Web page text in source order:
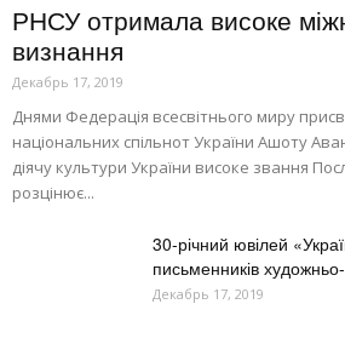
РНСУ отримала високе
визнання
Декабрь 17, 2019
Днями Федерація всесвітнього миру
національних спільнот України Ашоту
діячу культури України високе звання
розцінює...
30-річний ювілей
письменників
Декабрь 17, 2019